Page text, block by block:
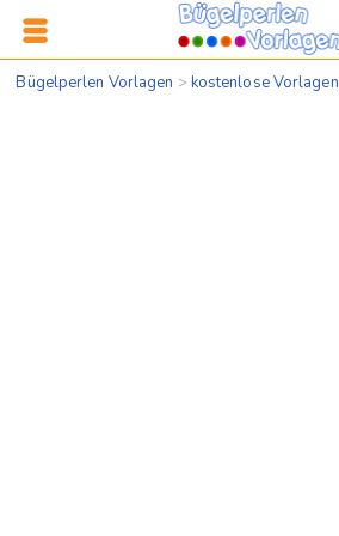
Bügelperlen Vorlagen > kostenlose Vorlagen